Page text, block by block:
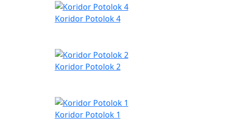
Koridor Potolok 4
Koridor Potolok 2
Koridor Potolok 1